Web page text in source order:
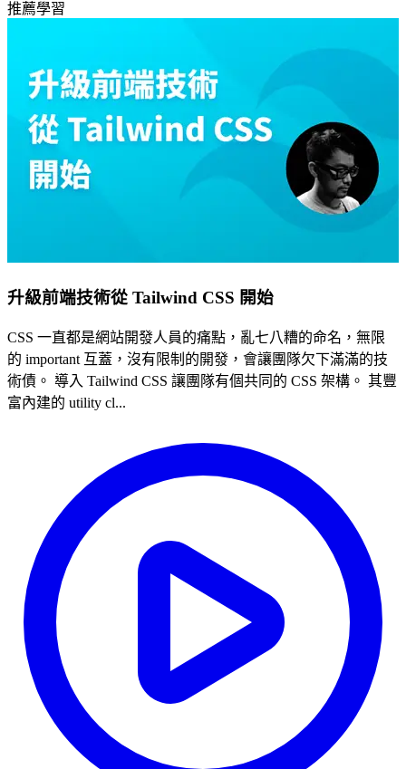
推薦學習
升級前端技術從 Tailwind CSS 開始
CSS 一直都是網站開發人員的痛點，亂七八糟的命名，無限
的 important 互蓋，沒有限制的開發，會讓團隊欠下滿滿的技
術債。 導入 Tailwind CSS 讓團隊有個共同的 CSS 架構。 其豐
富內建的 utility cl...